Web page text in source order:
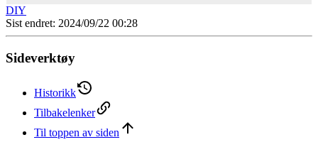
DIY
Sist endret: 2024/09/22 00:28
Sideverktøy
Historikk
Tilbakelenker
Til toppen av siden